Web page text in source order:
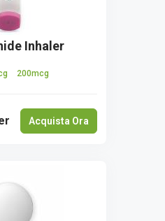
Inhaler
200mcg
Acquista Ora